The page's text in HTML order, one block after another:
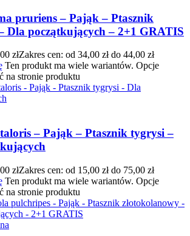
pruriens – Pająk – Ptasznik
Dla początkujących – 2+1 GRATIS
złZakres cen: od 34,00 zł do 44,00 zł
Ten produkt ma wiele wariantów. Opcje
na stronie produktu
– Pająk – Ptasznik tygrysi –
złZakres cen: od 15,00 zł do 75,00 zł
Ten produkt ma wiele wariantów. Opcje
na stronie produktu